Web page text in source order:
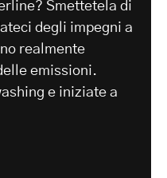
Smettetela di
degli impegni a
realmente
emissioni.
e iniziate a